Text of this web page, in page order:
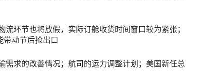
环节也将放假，实际订舱收货时间窗口较为紧张；
带动节后抢出口
需求的改善情况；航司的运力调整计划；美国新任总